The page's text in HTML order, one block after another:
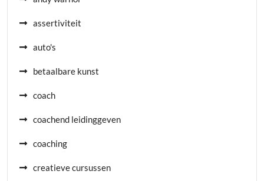
assertiviteit
auto's
betaalbare kunst
coach
coachend leidinggeven
coaching
creatieve cursussen